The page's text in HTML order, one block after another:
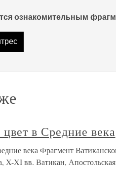
ознакомительным
в Средние века
века Фрагмент
X-XI вв. Ватикан, Апостольская